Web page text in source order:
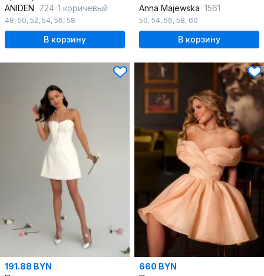
ANIDEN 724-1 коричевый
48, 50, 52, 54, 56, 58
В корзину
Anna Majewska 1561
50, 54, 56, 58, 60
В корзину
191.88 BYN
660 BYN